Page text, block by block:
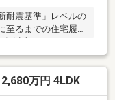
耐震基準」レベルの
るまでの住宅履歴
以上のメンテナン
き継ぐことが可能
ご確認下さい。●
ストック。●南東向
設置されており、
万円 4LDK